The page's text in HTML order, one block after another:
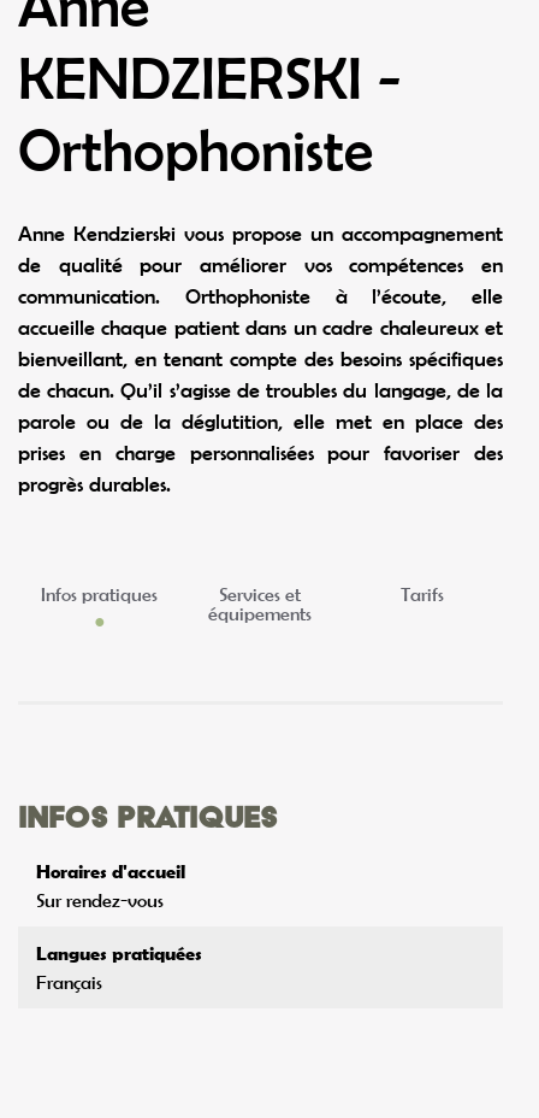
KENDZIERSKI -
Orthophoniste
Anne Kendzierski vous propose un accompagnement
de qualité pour améliorer vos compétences en
communication. Orthophoniste à l’écoute, elle
accueille chaque patient dans un cadre chaleureux et
bienveillant, en tenant compte des besoins spécifiques
de chacun. Qu’il s’agisse de troubles du langage, de la
parole ou de la déglutition, elle met en place des
prises en charge personnalisées pour favoriser des
progrès durables.
Infos pratiques
Services et
équipements
Tarifs
Infos pratiques
Horaires d'accueil
Sur rendez-vous
Langues pratiquées
Français